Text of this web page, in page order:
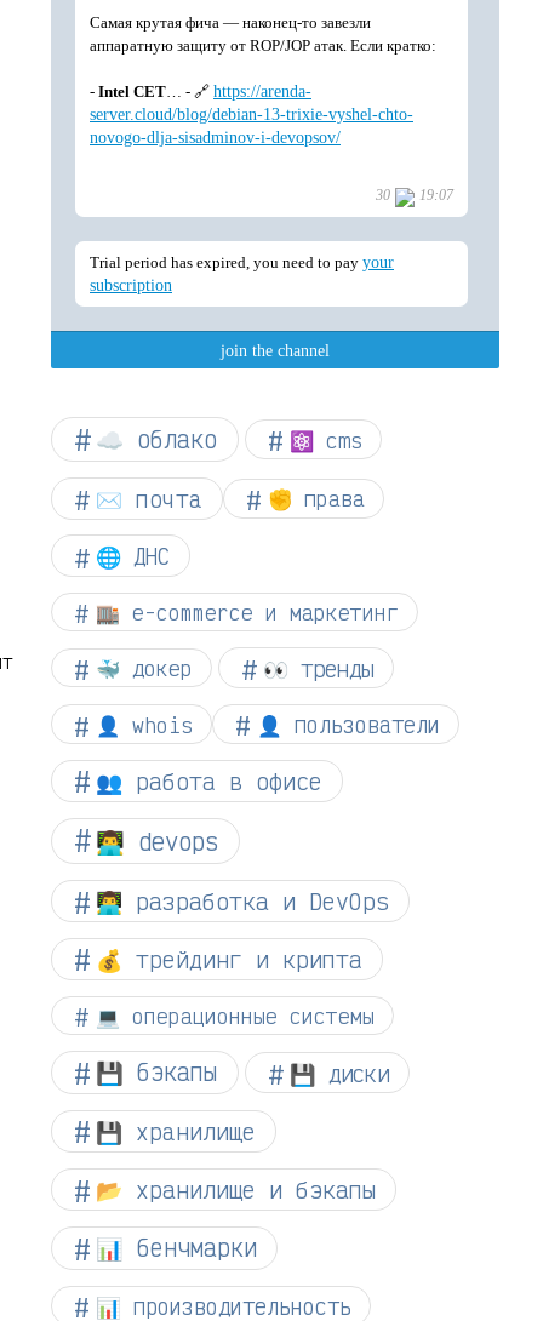
☁︎ облако ⚛ cms
✉️ почта ✊ права
🌐 ДНС
🏬 e-commerce и маркетинг
🐳 докер 👀 тренды
👤 whois 👤 пользователи
👥 работа в офисе
👨‍💻 devops
👨‍💻 разработка и DevOps
💰 трейдинг и крипта
💻 операционные системы
💾 бэкапы 💾 диски
💾 хранилище
📂 хранилище и бэкапы
📊 бенчмарки
📊 производительность